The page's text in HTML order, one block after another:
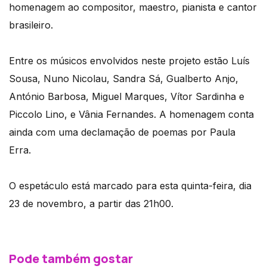
homenagem ao compositor, maestro, pianista e cantor
brasileiro.
Entre os músicos envolvidos neste projeto estão Luís
Sousa, Nuno Nicolau, Sandra Sá, Gualberto Anjo,
António Barbosa, Miguel Marques, Vítor Sardinha e
Piccolo Lino, e Vânia Fernandes. A homenagem conta
ainda com uma declamação de poemas por Paula
Erra.
O espetáculo está marcado para esta quinta-feira, dia
23 de novembro, a partir das 21h00.
Pode também gostar